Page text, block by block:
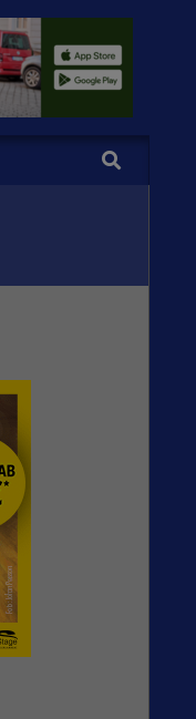
Search